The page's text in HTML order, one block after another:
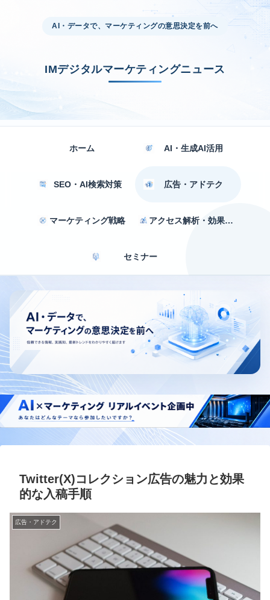
AI・データで、マーケティングの意思決定を前へ
IMデジタルマーケティングニュース
ホーム AI・生成AI活用
SEO・AI検索対策 広告・アドテク
マーケティング戦略 アクセス解析・効果測定
セミナー
Twitter(X)コレクション広告の魅力と効果
的な入稿手順
広告・アドテク